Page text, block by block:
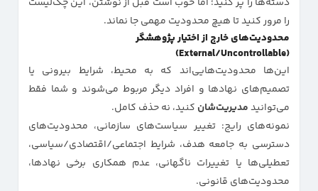
دسته‌ها را پر کنید؛ اما خوب است قبل از نوشتن، این چک‌لیست
را مرور کنید تا هیچ محدودیت مهمی جا نماند.
محدودیت‌های خارج از اختیار پژوهشگر
(External/Uncontrollable)
این‌ها محدودیت‌هایی‌اند که به محیط، شرایط بیرونی یا
تصمیم‌های نهادها و افراد دیگر مربوط می‌شوند و شما فقط
می‌توانیدمدیریت‌شان کنید، نه حذف کامل.
نمونه‌های رایج: تغییر سیاست‌های سازمانی، محدودیت‌های
دسترسی به جامعه هدف، شرایط اجتماعی/اقتصادی/سیاسی،
تعطیلی‌ها یا تغییرات ناگهانی، عدم همکاری برخی نهادها،
محدودیت‌های قانونی.